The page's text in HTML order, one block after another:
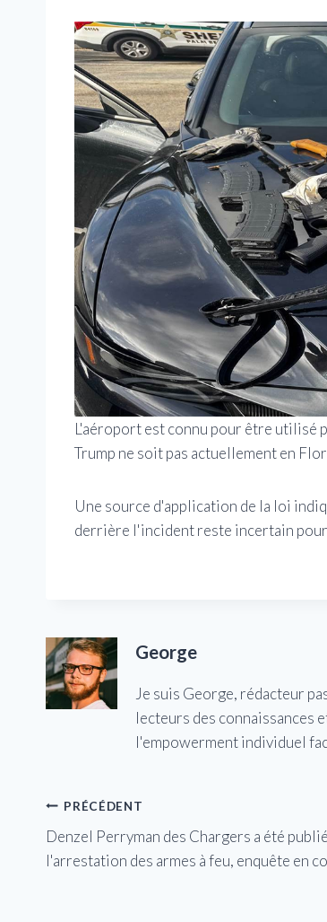
L'aéroport est connu pour être utilisé
Trump ne soit pas actuellement en
Une source d'application de la loi
derrière l'incident reste incertain
George
Je suis George, rédacteur
lecteurs des connaissances
l'empowerment individuel
Navigation
de
PRÉCÉDENT
Denzel Perryman des Chargers a été
l'arrestation des armes à feu, enquête en